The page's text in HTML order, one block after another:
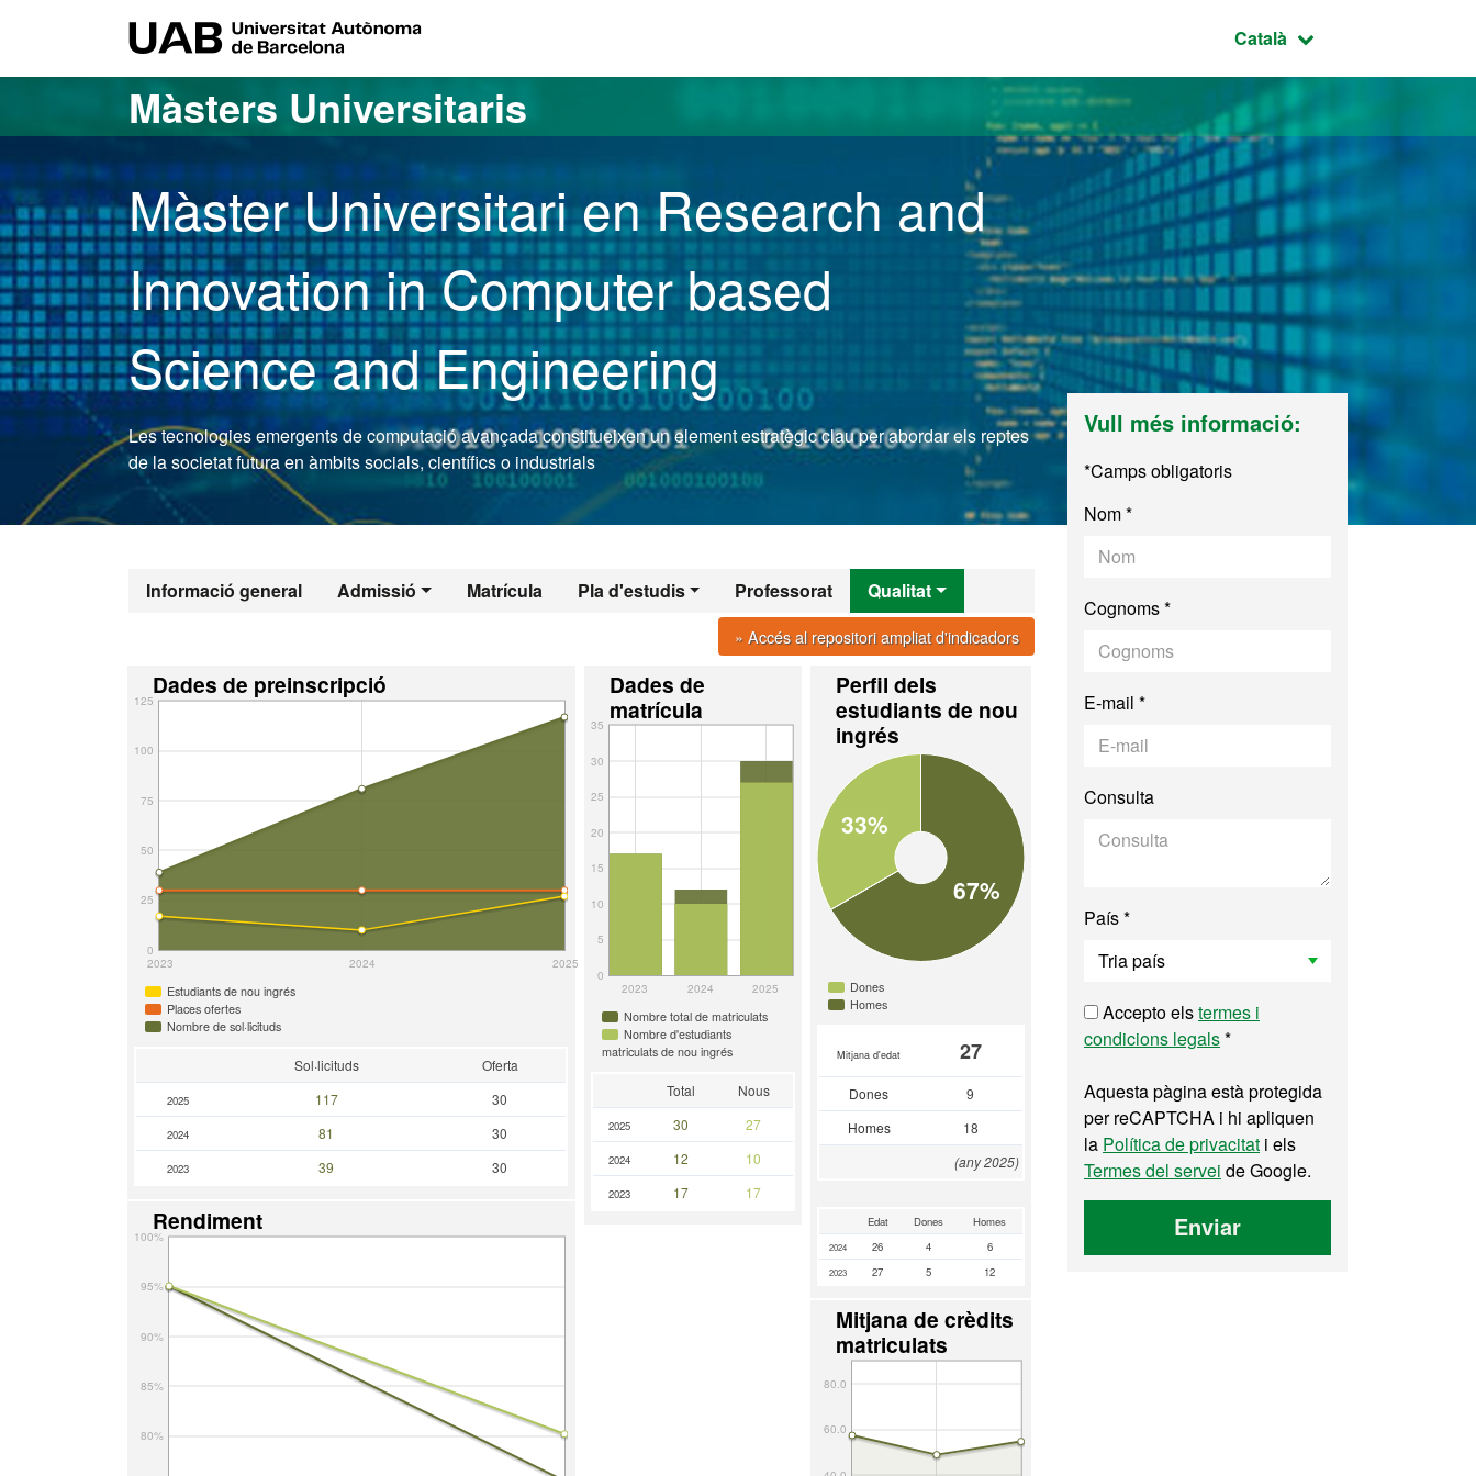
Idioma seleccionat:
Català
Màsters Universitaris
Màster Universitari en Research and
Innovation in Computer based
Science and Engineering
Les tecnologies emergents de computació avançada constitueixen un element estratègic clau per abordar els reptes
de la societat futura en àmbits socials, científics o industrials
Informació general Admissió Matrícula Pla d'estudis Professorat Qualitat
» Accés al repositori ampliat d'indicadors
Perfil dels
estudiants de nou
ingrés
67%
33%
Dones
Homes
Mitjana d'edat 27
Dones
9
Homes
18
(any 2025)
Edat Dones Homes
2024 26 4 6
2023 27 5 12
Mitjana de crèdits
matriculats
60.0
80.0
Dades de
matrícula
2023 2024 2025
0
5
10
15
20
25
30
35
Nombre total de matriculats
Nombre d'estudiants
matriculats de nou ingrés
Total Nous
2025 30 27
2024 12 10
2023 17 17
Dades de preinscripció
2023 2024 2025
0
25
50
75
100
125
Estudiants de nou ingrés
Places ofertes
Nombre de sol·licituds
Sol·licituds Oferta
2025 117 30
2024 81 30
2023 39 30
Rendiment
80%
85%
90%
95%
100%
Vull més informació:
*Camps obligatoris
Nom *
Cognoms *
E-mail *
Consulta
País *
Accepto elstermes i
condicions legals*
Aquesta pàgina està protegida
per reCAPTCHA i hi apliquen
la Política de privacitat i els
Termes del servei de Google.
Enviar